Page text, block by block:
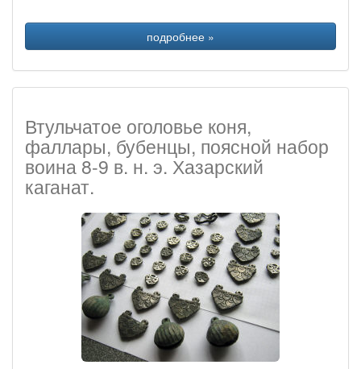
подробнее »
Втульчатое оголовье коня,
фаллары, бубенцы, поясной набор
воина 8-9 в. н. э. Хазарский
каганат.